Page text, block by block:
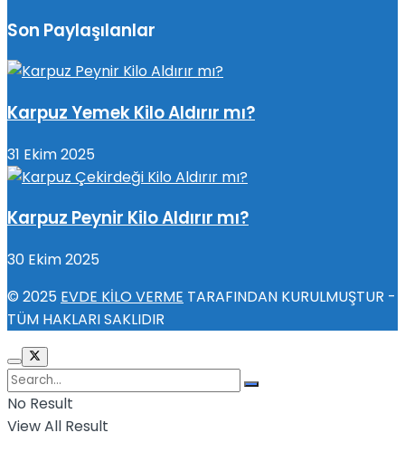
Son Paylaşılanlar
Karpuz Yemek Kilo Aldırır mı?
31 Ekim 2025
Karpuz Peynir Kilo Aldırır mı?
30 Ekim 2025
© 2025 EVDE KİLO VERME TARAFINDAN KURULMUŞTUR -
TÜM HAKLARI SAKLIDIR
No Result
View All Result